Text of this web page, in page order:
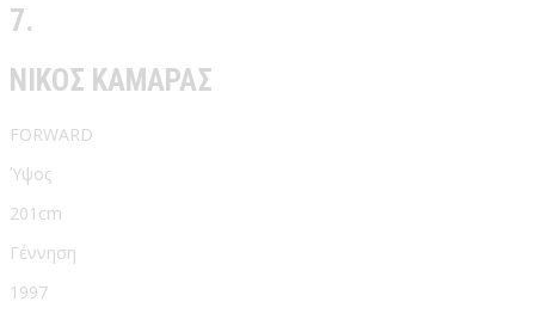
7.
ΝΙΚΟΣ ΚΑΜΑΡΑΣ
FORWARD
Ύψος
201cm
Γέννηση
1997